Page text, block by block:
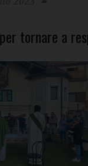
tornare a